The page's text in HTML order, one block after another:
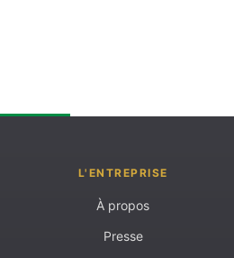
L'ENTREPRISE
À propos
Presse